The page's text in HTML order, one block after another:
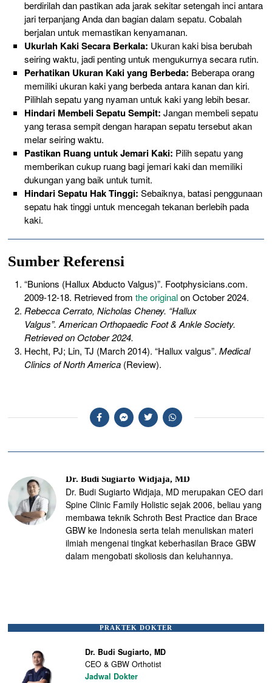
berdirilah dan pastikan ada jarak sekitar setengah inci antara
jari terpanjang Anda dan bagian dalam sepatu. Cobalah
berjalan untuk memastikan kenyamanan.
Ukurlah Kaki Secara Berkala: Ukuran kaki bisa berubah
seiring waktu, jadi penting untuk mengukurnya secara rutin.
Perhatikan Ukuran Kaki yang Berbeda: Beberapa orang
memiliki ukuran kaki yang berbeda antara kanan dan kiri.
Pilihlah sepatu yang nyaman untuk kaki yang lebih besar.
Hindari Membeli Sepatu Sempit: Jangan membeli sepatu
yang terasa sempit dengan harapan sepatu tersebut akan
melar seiring waktu.
Pastikan Ruang untuk Jemari Kaki: Pilih sepatu yang
memberikan cukup ruang bagi jemari kaki dan memiliki
dukungan yang baik untuk tumit.
Hindari Sepatu Hak Tinggi: Sebaiknya, batasi penggunaan
sepatu hak tinggi untuk mencegah tekanan berlebih pada
kaki.
Sumber Referensi
“Bunions (Hallux Abducto Valgus)”. Footphysicians.com.
2009-12-18. Retrieved from the originalon October 2024.
Rebecca Cerrato, Nicholas Cheney. “Hallux
Valgus”. American Orthopaedic Foot & Ankle Society.
Retrievedon October 2024.
Hecht, PJ; Lin, TJ (March 2014). “Hallux valgus”. Medical
Clinics of North America(Review).
Dr. Budi Sugiarto Widjaja, MD
Dr. Budi Sugiarto Widjaja, MD merupakan CEO dari
Spine Clinic Family Holistic sejak 2006, beliau yang
membawa teknik Schroth Best Practice dan Brace
GBW ke Indonesia serta telah menuliskan materi
ilmiah mengenai tingkat keberhasilan Brace GBW
dalam mengobati skoliosis dan keluhannya.
PRAKTEK DOKTER
Dr. Budi Sugiarto, MD
CEO & GBW Orthotist
Jadwal Dokter